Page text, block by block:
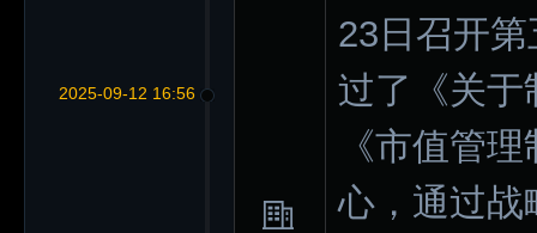
2025-09-12 16:56
23日召开
过了《关于
《市值管
心，通过战